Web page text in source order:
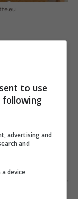
ritardo è segno
prima non è
di casa
to use
advertising and
and
device